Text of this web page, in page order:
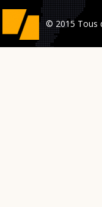
© 2015 Tous